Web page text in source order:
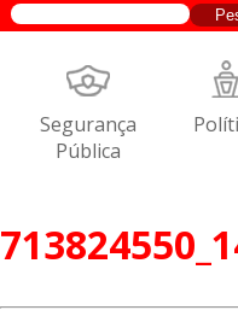
Segurança
Pública